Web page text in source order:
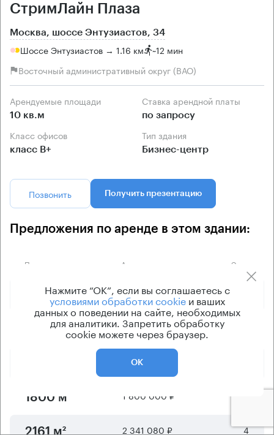
СтримЛайн Плаза
Москва, шоссе Энтузиастов, 34
Шоссе Энтузиастов → 1.16 км ~12 мин
Восточный административный округ (ВАО)
Арендуемые площади
10 кв.м
Ставка арендной платы
по запросу
Класс офисов
класс B+
Тип здания
Бизнес-центр
Позвонить Получить презентацию
Предложения по аренде в этом здании:
Площадь Арендная плата Этаж
703 м² 878 750 ₽
920 м² 958 330 ₽
1 023 400 ₽
1800 м² 1 800 000 ₽
2161 м² 2 341 080 ₽ 4
Нажмите “ОК”, если вы соглашаетесь с
условиями обработки cookieи ваших
данных о поведении на сайте, необходимых
для аналитики. Запретить обработку
cookie можете через браузер.
ОК